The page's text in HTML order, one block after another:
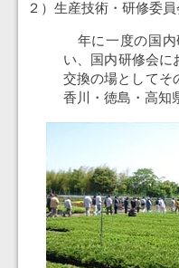
２）生産技術・研修委員
年に一度の国内
い、国内研修会に
交換の場としてそ
香川・徳島・高知